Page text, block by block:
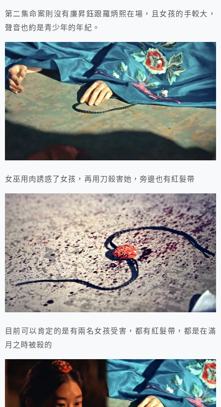
第二集命案則沒有廉昇鈺跟羅炳熙在場，且女孩的手較大，
聲音也約是青少年的年紀。
女巫用肉誘惑了女孩，再用刀殺害她，旁邊也有紅髮帶
目前可以肯定的是有兩名女孩受害，都有紅髮帶，都是在滿
月之時被殺的